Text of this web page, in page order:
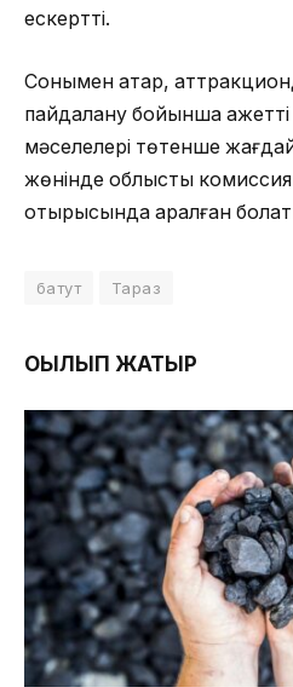
ескертті.
Сонымен қатар,
пайдалану бойынша
мәселелері төтенше
жөнінде облыстық
отырысында қаралған
батут Тараз
ОҚЫЛЫП ЖАТЫР